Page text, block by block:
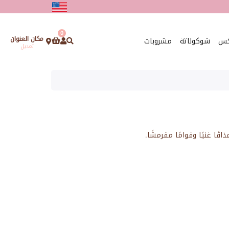
0 مكان العنوان
تعديل شوكولاتة مشروبات
غنيًا وقوامًا مقرمشًا.